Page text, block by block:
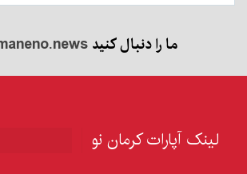
ما را دنبال کنید
لینک آپارات کرمان نو